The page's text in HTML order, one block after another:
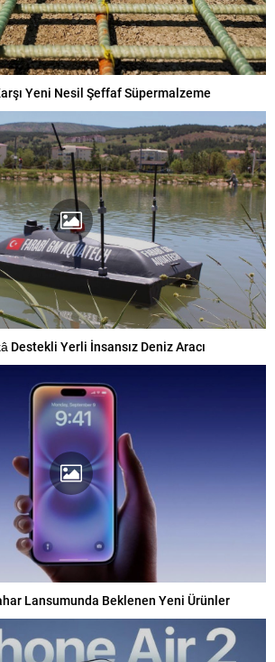
Yeni Nesil Şeffaf Süpermalzeme
Destekli Yerli İnsansız Deniz Aracı
Lansumunda Beklenen Yeni Ürünler